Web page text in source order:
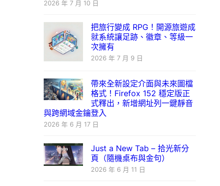
2026 年 7 月 10 日
把旅行變成 RPG！開源旅遊成
就系統讓足跡、徽章、等級一
次擁有
2026 年 7 月 9 日
帶來全新設定介面與未來圖檔
格式！Firefox 152 穩定版正
式釋出，新增網址列一鍵靜音
與跨網域金鑰登入
2026 年 6 月 17 日
Just a New Tab – 拾光新分
頁（隨機桌布與金句）
2026 年 6 月 11 日